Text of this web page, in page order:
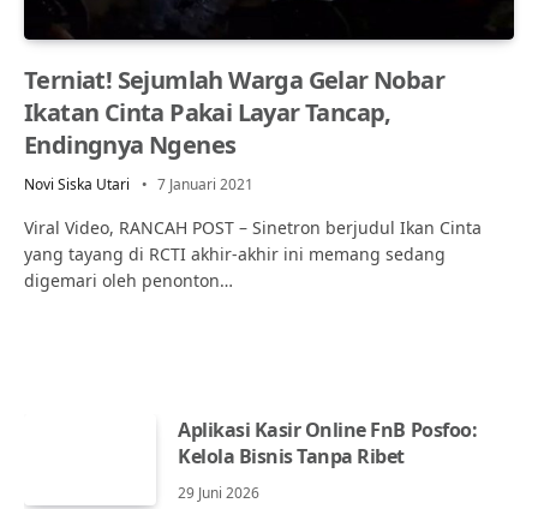
Terniat! Sejumlah Warga Gelar Nobar
Ikatan Cinta Pakai Layar Tancap,
Endingnya Ngenes
Novi Siska Utari 7 Januari 2021
Viral Video, RANCAH POST – Sinetron berjudul Ikan Cinta
yang tayang di RCTI akhir-akhir ini memang sedang
digemari oleh penonton…
Aplikasi Kasir Online FnB Posfoo:
Kelola Bisnis Tanpa Ribet
29 Juni 2026